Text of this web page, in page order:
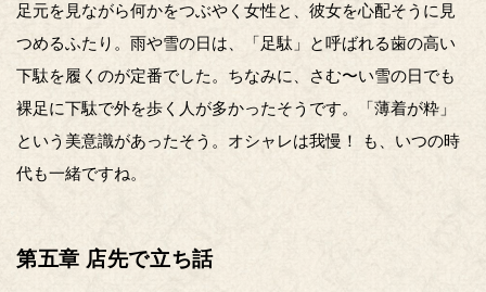
足元を見ながら何かをつぶやく女性と、彼女を心配そうに見
つめるふたり。雨や雪の日は、「足駄」と呼ばれる歯の高い
下駄を履くのが定番でした。ちなみに、さむ〜い雪の日でも
裸足に下駄で外を歩く人が多かったそうです。「薄着が粋」
という美意識があったそう。オシャレは我慢！ も、いつの時
代も一緒ですね。
第五章 店先で立ち話